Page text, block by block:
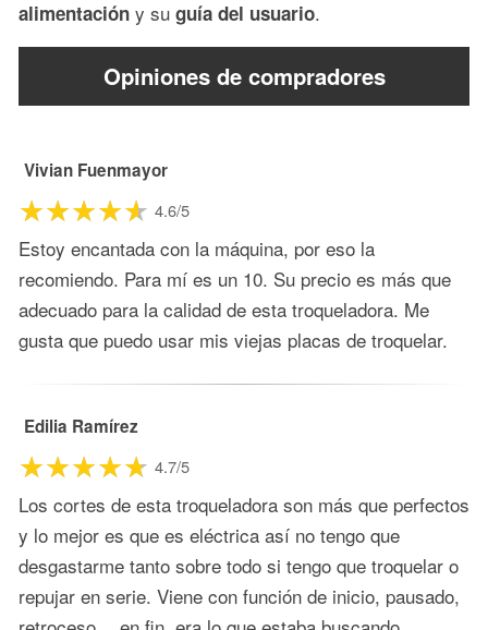
alimentación y su guía del usuario.
Opiniones de compradores
Vivian Fuenmayor
4.6/5
Estoy encantada con la máquina, por eso la
recomiendo. Para mí es un 10. Su precio es más que
adecuado para la calidad de esta troqueladora. Me
gusta que puedo usar mis viejas placas de troquelar.
Edilia Ramírez
4.7/5
Los cortes de esta troqueladora son más que perfectos
y lo mejor es que es eléctrica así no tengo que
desgastarme tanto sobre todo si tengo que troquelar o
repujar en serie. Viene con función de inicio, pausado,